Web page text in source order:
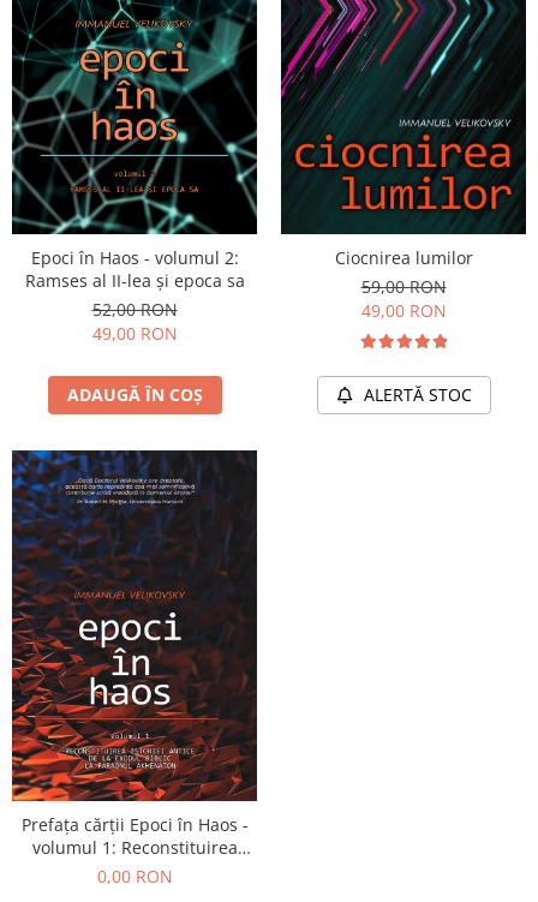
Vindecare
Povestiri
Relații de cuplu
Erotism
Psihologie practică
Sexualitate
Seria Masaru Emoto
Inspiraţie divină
Vindecare spirituală
Cristale
Supă de pui pentru suflet
Yoga
Oracol
Spiritualitate şi ştiinţă
Fără categorie
Cunoaștere
Epoci în Haos - volumul 2:
Ramses al II-lea și epoca sa
52,00 RON
49,00 RON
ADAUGĂ ÎN COȘ
Ciocnirea lumilor
59,00 RON
49,00 RON
ALERTĂ STOC
Prefața cărții Epoci în Haos -
volumul 1: Reconstituirea
istoriei antice de la Exodul
0,00 RON